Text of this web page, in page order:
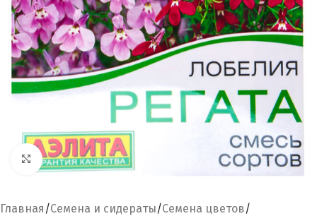
Увеличить
Главная Семена и сидераты Семена цветов